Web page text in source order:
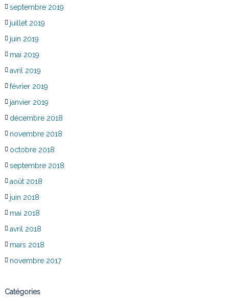
septembre 2019
juillet 2019
juin 2019
mai 2019
avril 2019
février 2019
janvier 2019
décembre 2018
novembre 2018
octobre 2018
septembre 2018
août 2018
juin 2018
mai 2018
avril 2018
mars 2018
novembre 2017
Catégories